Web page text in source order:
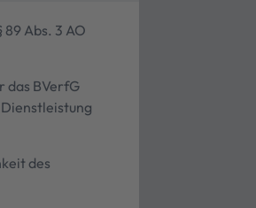
Abs. 3 AO
das BVerfG
des